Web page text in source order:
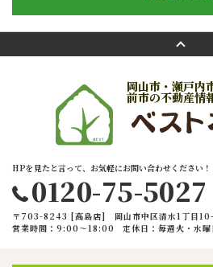
岡山市・瀬戸内
前市の不動産情
HPを見たと言って、お気軽にお問い合わせください！
0120-75-5027
〒703-8243 [高島店] 岡山市中区清水1丁目
営業時間：9:00〜18:00
定休日：毎週火・水曜